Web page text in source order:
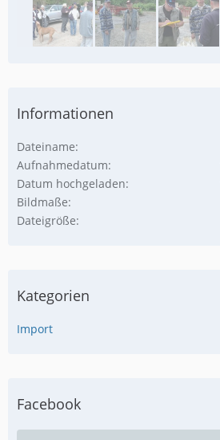
Informationen
Dateiname
Aufnahmedatum
Datum hochgeladen
Bildmaße
Dateigröße
Kategorien
Import
Facebook